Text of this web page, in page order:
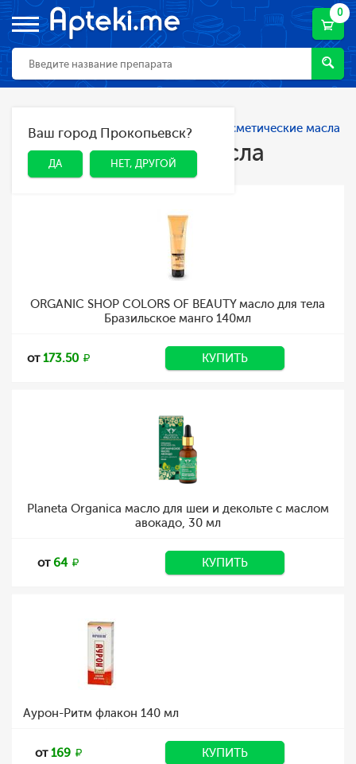
0
ДА НЕТ, ДРУГОЙ
Ваш город Прокопьевск?
ДА НЕТ, ДРУГОЙ
Главная Каталог Косметика Косметические масла
Косметические масла
ORGANIC SHOP COLORS OF BEAUTY масло для тела
Бразильское манго 140мл
от173.50 КУПИТЬ
Planeta Organica масло для шеи и декольте с маслом
авокадо, 30 мл
от64 КУПИТЬ
Аурон-Ритм флакон 140 мл
от169 КУПИТЬ